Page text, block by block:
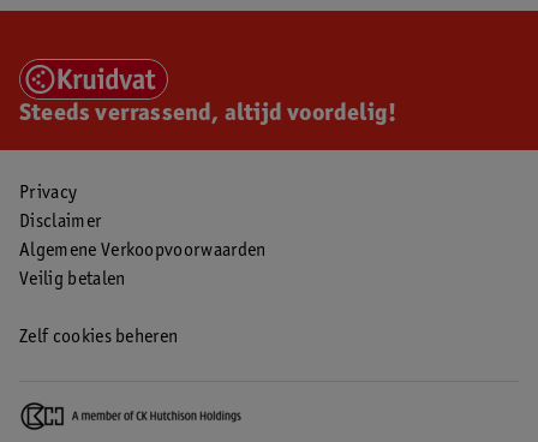
Steeds verrassend, altijd voordelig!
Privacy
Disclaimer
Algemene Verkoopvoorwaarden
Veilig betalen
Zelf cookies beheren